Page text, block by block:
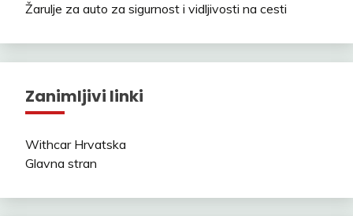
Žarulje za auto za sigurnost i vidljivosti na cesti
Zanimljivi linki
Withcar Hrvatska
Glavna stran